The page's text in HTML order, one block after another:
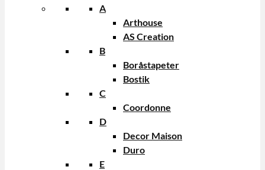
A
Arthouse
AS Creation
B
Boråstapeter
Bostik
C
Coordonne
D
Decor Maison
Duro
E